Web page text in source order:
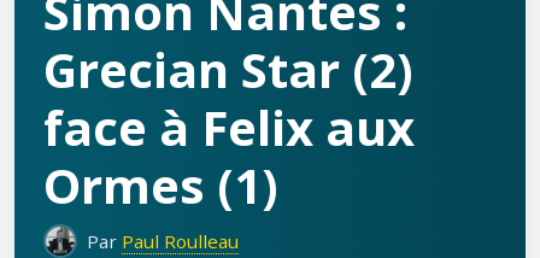
Grecian Star (2)
face à Felix aux
Ormes (1)
Par Paul Roulleau